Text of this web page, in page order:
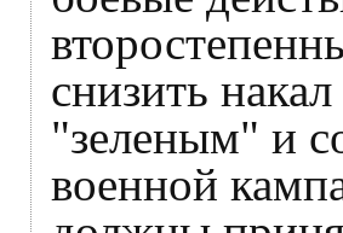
снизить
"зеленым" и
военной